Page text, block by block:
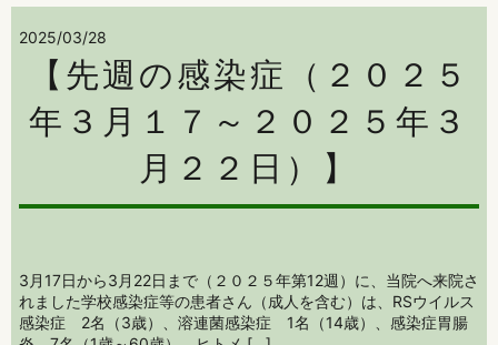
2025/03/28
【先週の感染症（２０２５
年３月１７～２０２５年３
月２２日）】
3月17日から3月22日まで（２０２５年第12週）に、当院へ来院さ
れました学校感染症等の患者さん（成人を含む）は、RSウイルス
感染症 2名（3歳）、溶連菌感染症 1名（14歳）、感染症胃腸